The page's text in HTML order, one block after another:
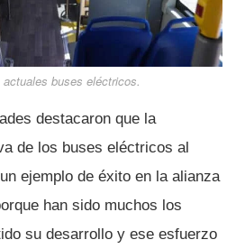
buses eléctricos.
destacaron que la
de los buses eléctricos al
ejemplo de éxito en la alianza
han sido muchos los
su desarrollo y ese esfuerzo